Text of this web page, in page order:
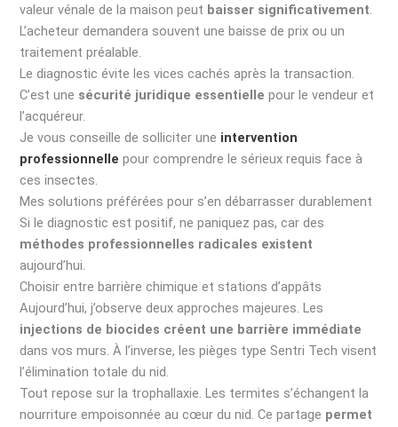
valeur vénale de la maison peut baisser significativement.
L’acheteur demandera souvent une baisse de prix ou un
traitement préalable.
Le diagnostic évite les vices cachés après la transaction.
C’est une sécurité juridique essentielle pour le vendeur et
l’acquéreur.
Je vous conseille de solliciter une intervention
professionnelle pour comprendre le sérieux requis face à
ces insectes.
Mes solutions préférées pour s’en débarrasser durablement
Si le diagnostic est positif, ne paniquez pas, car des
méthodes professionnelles radicales existent
aujourd’hui.
Choisir entre barrière chimique et stations d’appâts
Aujourd’hui, j’observe deux approches majeures. Les
injections de biocides créent une barrière immédiate
dans vos murs. À l’inverse, les pièges type Sentri Tech visent
l’élimination totale du nid.
Tout repose sur la trophallaxie. Les termites s’échangent la
nourriture empoisonnée au cœur du nid. Ce partage permet